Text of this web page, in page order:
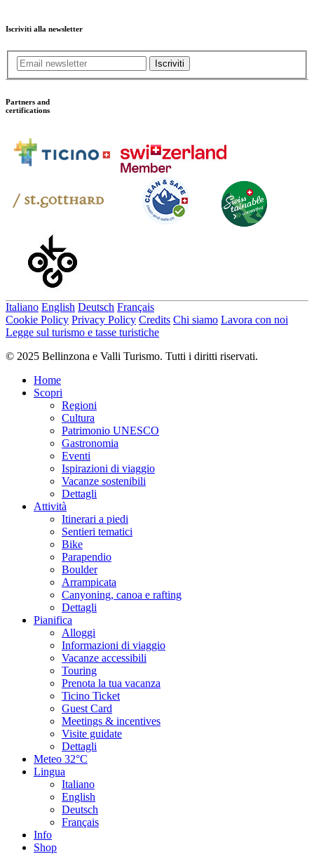
Iscriviti alla newsletter
Iscriviti
Partners and
certifications
Italiano English Deutsch Français
Cookie Policy Privacy Policy Credits Chi siamo Lavora con noi
Legge sul turismo e tasse turistiche
© 2025 Bellinzona e Valli Turismo. Tutti i diritti riservati.
Home
Scopri
Regioni
Cultura
Patrimonio UNESCO
Gastronomia
Eventi
Ispirazioni di viaggio
Vacanze sostenibili
Dettagli
Attività
Itinerari a piedi
Sentieri tematici
Bike
Parapendio
Boulder
Arrampicata
Canyoning, canoa e rafting
Dettagli
Pianifica
Alloggi
Informazioni di viaggio
Vacanze accessibili
Touring
Prenota la tua vacanza
Ticino Ticket
Guest Card
Meetings & incentives
Visite guidate
Dettagli
Meteo 32°C
Lingua
Italiano
English
Deutsch
Français
Info
Shop